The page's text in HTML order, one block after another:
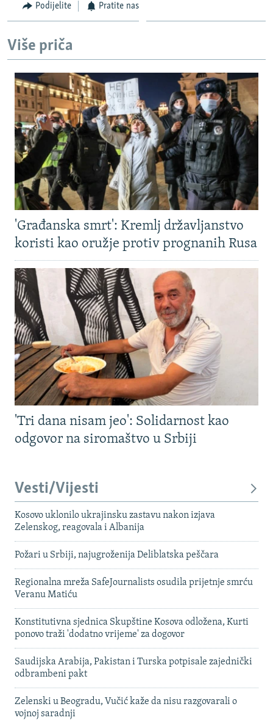
POPLAVE I KLIZIŠTA U BIH 2024.
POST SCRIPTUM
MOJA EVROPA
TRI DECENIJE OD RATA U BIH
SVE KARTE DEJTONA
NASTANAK I RASPAD JUGOSLAVIJE
Podijelite Pratite nas
Više priča
'Građanska smrt': Kremlj državljanstvo
koristi kao oružje protiv prognanih Rusa
'Tri dana nisam jeo': Solidarnost kao
odgovor na siromaštvo u Srbiji
Vesti/Vijesti
Kosovo uklonilo ukrajinsku zastavu nakon izjava
Zelenskog, reagovala i Albanija
Požari u Srbiji, najugroženija Deliblatska peščara
Regionalna mreža SafeJournalists osudila prijetnje smrću
Veranu Matiću
Konstitutivna sjednica Skupštine Kosova odložena, Kurti
ponovo traži 'dodatno vrijeme' za dogovor
Saudijska Arabija, Pakistan i Turska potpisale zajednički
odbrambeni pakt
Zelenski u Beogradu, Vučić kaže da nisu razgovarali o
vojnoj saradnji